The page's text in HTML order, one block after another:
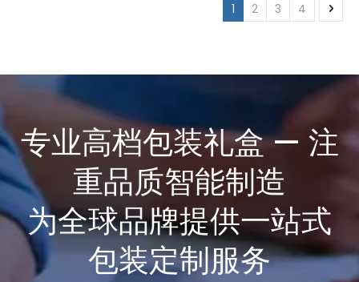
1 2 3 4
专业高档包装礼盒 — 注
重品质智能制造
为全球品牌提供一站式
包装定制服务